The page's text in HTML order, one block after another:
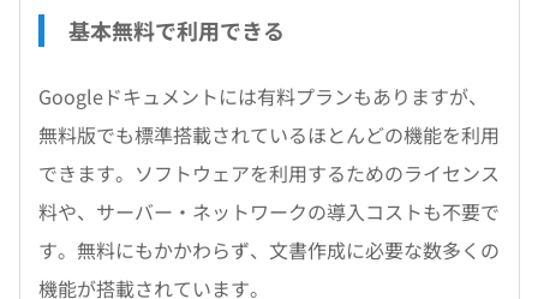
基本無料で利用できる
Googleドキュメントには有料プランもありますが、
無料版でも標準搭載されているほとんどの機能を利用
できます。ソフトウェアを利用するためのライセンス
料や、サーバー・ネットワークの導入コストも不要で
す。無料にもかかわらず、文書作成に必要な数多くの
機能が搭載されています。